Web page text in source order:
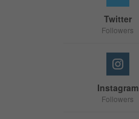
Twitter
Followers
Instagram
Followers